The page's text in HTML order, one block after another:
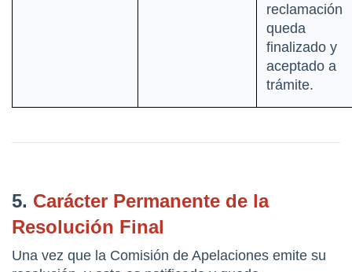
reclamación
queda
finalizado y
aceptado a
trámite.
5. Carácter Permanente de la
Resolución Final
Una vez que la Comisión de Apelaciones emite su